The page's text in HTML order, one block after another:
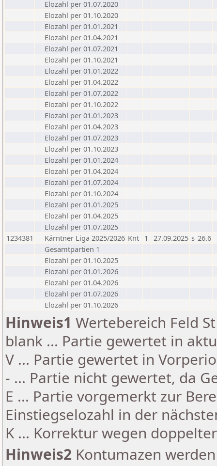
Elozahl per 01.07.2020
Elozahl per 01.10.2020
Elozahl per 01.01.2021
Elozahl per 01.04.2021
Elozahl per 01.07.2021
Elozahl per 01.10.2021
Elozahl per 01.01.2022
Elozahl per 01.04.2022
Elozahl per 01.07.2022
Elozahl per 01.10.2022
Elozahl per 01.01.2023
Elozahl per 01.04.2023
Elozahl per 01.07.2023
Elozahl per 01.10.2023
Elozahl per 01.01.2024
Elozahl per 01.04.2024
Elozahl per 01.07.2024
Elozahl per 01.10.2024
Elozahl per 01.01.2025
Elozahl per 01.04.2025
Elozahl per 01.07.2025
1234381
Kärntner Liga 2025/2026 Knt 1 27.09.2025 s 26.6
Gesamtpartien 1
Elozahl per 01.10.2025
Elozahl per 01.01.2026
Elozahl per 01.04.2026
Elozahl per 01.07.2026
Elozahl per 01.10.2026
Hinweis1 Wertebereich Feld
blank ... Partie gewertet in
V ... Partie gewertet in
- ... Partie nicht gewertet, da
E ... Partie vorgemerkt zur
Einstiegselozahl in der
K ... Korrektur wegen
Hinweis2 Kontumazen